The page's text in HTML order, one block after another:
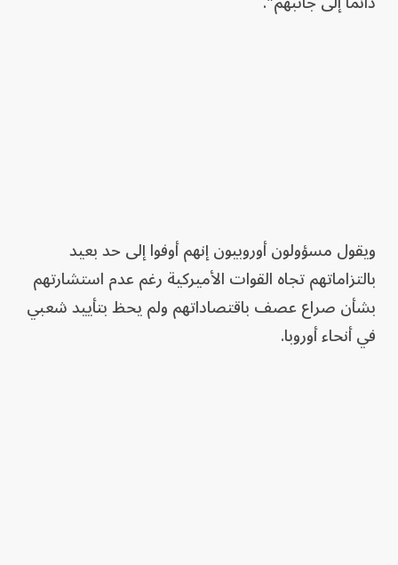
ويقول مسؤولون أوروبيون إنهم أوفوا إلى حد بعيد
بالتزاماتهم تجاه القوات الأميركية رغم عدم استشارتهم
بشأن صراع عصف باقتصاداتهم ولم يحظ بتأييد شعبي
في أنحاء أوروبا.